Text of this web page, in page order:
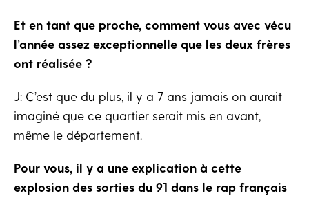
Et en tant que proche, comment vous avec vécu
l’année assez exceptionnelle que les deux frères
ont réalisée ?
J: C’est que du plus, il y a 7 ans jamais on aurait
imaginé que ce quartier serait mis en avant,
même le département.
Pour vous, il y a une explication à cette
explosion des sorties du 91 dans le rap français